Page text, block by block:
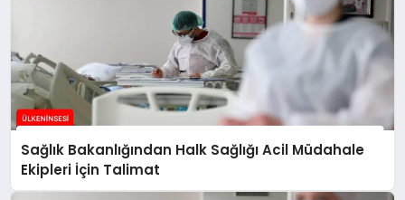
Sağlık Bakanlığından Halk Sağlığı Acil Müdahale
Ekipleri İçin Talimat